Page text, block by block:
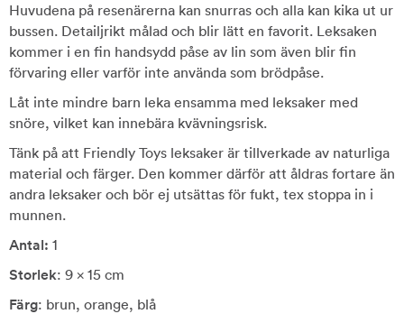
Huvudena på resenärerna kan snurras och alla kan kika ut ur
bussen. Detailjrikt målad och blir lätt en favorit. Leksaken
kommer i en fin handsydd påse av lin som även blir fin
förvaring eller varför inte använda som brödpåse.
Låt inte mindre barn leka ensamma med leksaker med
snöre, vilket kan innebära kvävningsrisk.
Tänk på att Friendly Toys leksaker är tillverkade av naturliga
material och färger. Den kommer därför att åldras fortare än
andra leksaker och bör ej utsättas för fukt, tex stoppa in i
munnen.
Antal: 1
Storlek: 9 x 15 cm
Färg: brun, orange, blå